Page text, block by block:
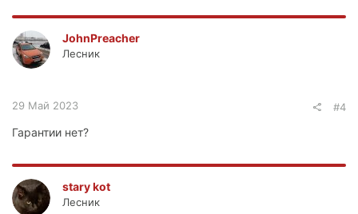
JohnPreacher
Лесник
29 Май 2023 #4
Гарантии нет?
stary kot
Лесник